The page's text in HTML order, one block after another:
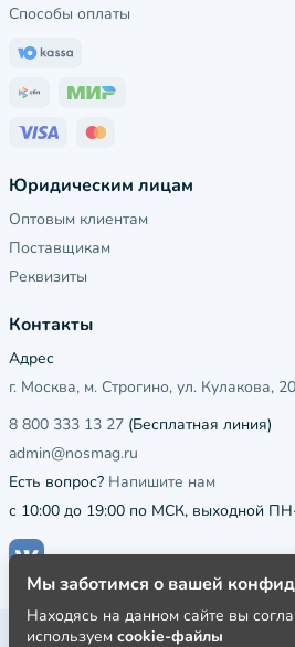
Способы оплаты
Юридическим лицам
Оптовым клиентам
Поставщикам
Реквизиты
Контакты
Адрес
г. Москва, м. Строгино, ул. Кулакова,
8 800 333 13 27 (Бесплатная линия)
admin@nosmag.ru
Есть вопрос? Напишите нам
с 10:00 до 19:00 по МСК, выходной
Публичная оферта
Мы заботимся о вашей
Находясь на данном сайте вы
используем cookie-файлы